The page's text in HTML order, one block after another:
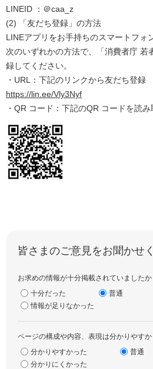
LINEID ：＠caa_z
(2) 「友だち登録」の方法
LINEアプリをお手持ちのスマートフォ
次のいずれかの方法で、「消費者庁 若
録してください。
・URL：下記のリンクから友だち登録
https://lin.ee/Vly3Nyf
・QR コード：下記のQR コードを読
皆さまのご意見をお聞かせ
お求めの情報が十分掲載されていましたか
十分だった
普通
情報が足りなかった
ページの構成や内容、表現は分かりやすか
分かりやすかった
普通
分かりにくかった